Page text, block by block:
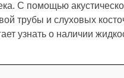
С помощью
трубы и слуховых
узнать о наличии